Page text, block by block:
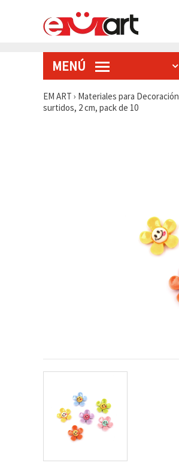
MENÚ
EM ART › Materiales para Decoración
surtidos, 2 cm, pack de 10